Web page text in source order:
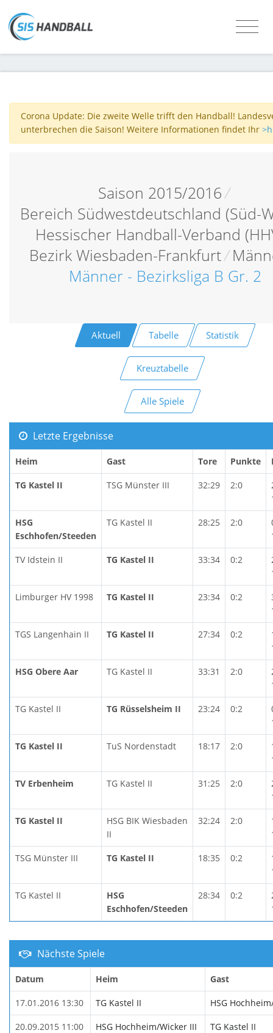
Corona Update: Die zweite Welle trifft den Handball!
unterbrechen die Saison! Weitere Informationen findet Ihr
Saison 2015/2016/
Bereich Südwestdeutschland (Süd-
Hessischer Handball-Verband
Bezirk Wiesbaden-Frankfurt/
Männer - Bezirksliga B Gr. 2
Aktuell Tabelle Statistik
Kreuztabelle
Alle Spiele
Letzte Ergebnisse
Heim Gast Tore Punkte
TG Kastel II TSG Münster III 32:29 2:0
HSG
Eschhofen/Steeden
TG Kastel II 28:25 2:0
TV Idstein II TG Kastel II 33:34 0:2
Limburger HV 1998 TG Kastel II 23:34 0:2
TGS Langenhain II TG Kastel II 27:34 0:2
HSG Obere Aar TG Kastel II 33:31 2:0
TG Kastel II TG Rüsselsheim II 23:24 0:2
TG Kastel II TuS Nordenstadt 18:17 2:0
TV Erbenheim TG Kastel II 31:25 2:0
TG Kastel II
HSG BIK Wiesbaden
II
32:24 2:0
TSG Münster III TG Kastel II 18:35 0:2
TG Kastel II
HSG
Eschhofen/Steeden
28:34 0:2
Nächste Spiele
Datum Heim Gast
17.01.2016 13:30 TG Kastel II HSG
20.09.2015 11:00 HSG Hochheim/Wicker III TG Kastel II